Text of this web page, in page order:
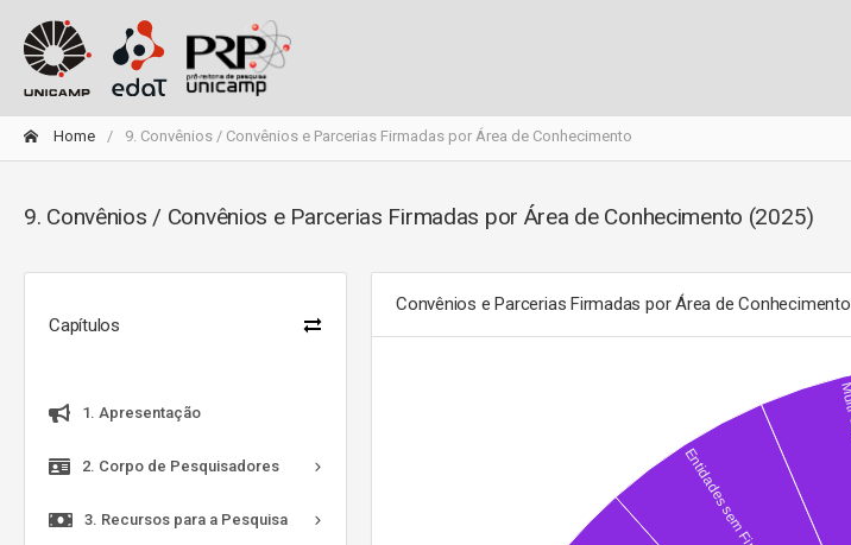
Home 9. Convênios / Convênios e Parcerias Firmadas por Área de Conhecimento
9. Convênios / Convênios e Parcerias Firmadas por Área de Conhecimento (2025)
Capítulos
1. Apresentação
2. Corpo de Pesquisadores
3. Recursos para a Pesquisa
Convênios e Parcerias Firmadas por Área de Conhecimento